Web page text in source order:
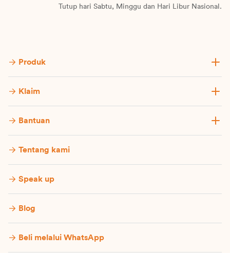
Tutup hari Sabtu, Minggu dan Hari Libur Nasional.
Produk
Klaim
Bantuan
Tentang kami
Speak up
Blog
Beli melalui WhatsApp